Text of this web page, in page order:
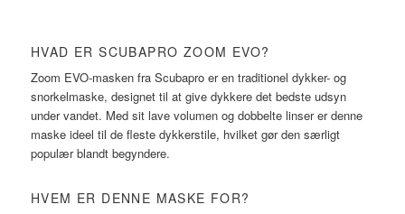
HVAD ER SCUBAPRO ZOOM EVO?
Zoom EVO-masken fra Scubapro er en traditionel dykker- og
snorkelmaske, designet til at give dykkere det bedste udsyn
under vandet. Med sit lave volumen og dobbelte linser er denne
maske ideel til de fleste dykkerstile, hvilket gør den særligt
populær blandt begyndere.
HVEM ER DENNE MASKE FOR?